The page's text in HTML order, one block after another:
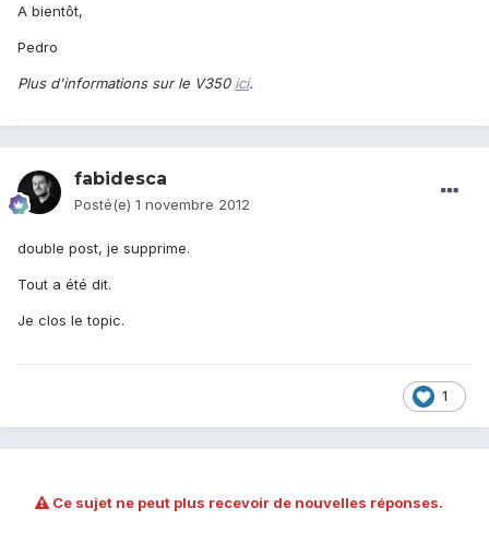
A bientôt,
Pedro
Plus d'informations sur le V350 ici.
fabidesca
Posté(e) 1 novembre 2012
double post, je supprime.
Tout a été dit.
Je clos le topic.
1
Ce sujet ne peut plus recevoir de nouvelles réponses.